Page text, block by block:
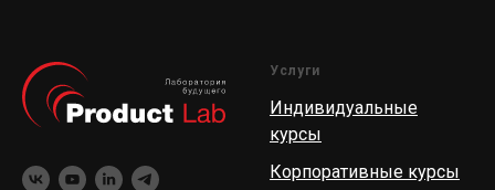
Услуги
Индивидуальные
курсы
Корпоративные курсы